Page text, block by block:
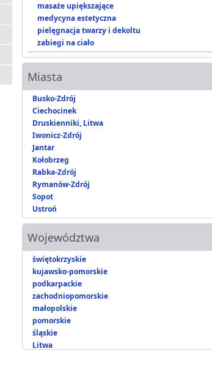
masaże upiększające
medycyna estetyczna
pielęgnacja twarzy i dekoltu
zabiegi na ciało
Miasta
Busko-Zdrój
Ciechocinek
Druskienniki, Litwa
Iwonicz-Zdrój
Jantar
Kołobrzeg
Rabka-Zdrój
Rymanów-Zdrój
Sopot
Ustroń
Województwa
świętokrzyskie
kujawsko-pomorskie
podkarpackie
zachodniopomorskie
małopolskie
pomorskie
śląskie
Litwa